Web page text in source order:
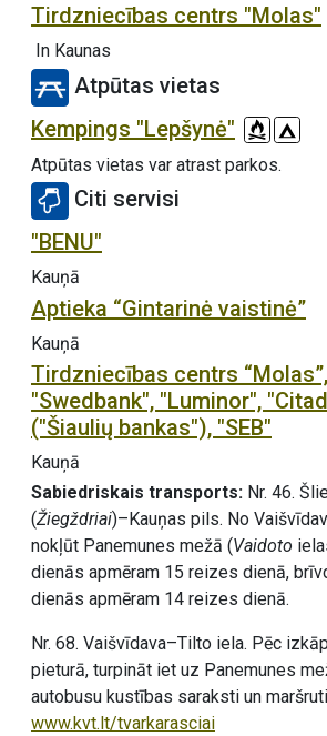
Tirdzniecības centrs "Molas"
In Kaunas
Atpūtas vietas
Kempings "Lepšynė"
Atpūtas vietas var atrast parkos.
Citi servisi
"BENU"
Kauņā
Aptieka “Gintarinė vaistinė”
Kauņā
Tirdzniecības centrs “Molas”,
"Swedbank", "Luminor",
("Šiaulių bankas"), "SEB"
Kauņā
Sabiedriskais transports: Nr. 46.
(Žiegždriai)–Kauņas pils. No
nokļūt Panemunes mežā (Vaidoto
dienās apmēram 15 reizes dienā,
dienās apmēram 14 reizes dienā.
Nr. 68. Vaišvīdava–Tilto iela. Pēc
pieturā, turpināt iet uz Panemunes
autobusu kustības saraksti un
www.kvt.lt/tvarkarasciai